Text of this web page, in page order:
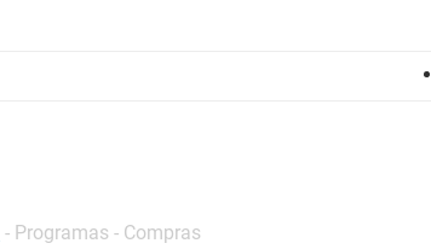
- Programas - Compras